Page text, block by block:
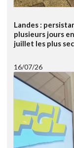
Landes :
plusieurs jours
juillet les plus
16/07/26